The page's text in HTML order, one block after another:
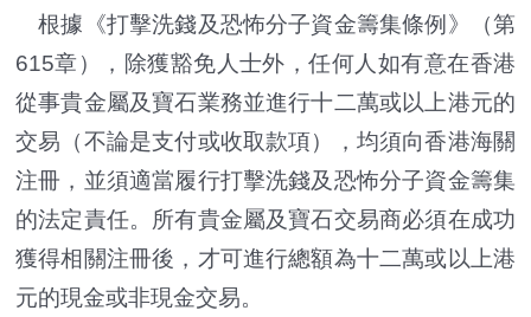
根據《打擊洗錢及恐怖分子資金籌集條例》（第
615章），除獲豁免人士外，任何人如有意在香港
從事貴金屬及寶石業務並進行十二萬或以上港元的
交易（不論是支付或收取款項），均須向香港海關
注冊，並須適當履行打擊洗錢及恐怖分子資金籌集
的法定責任。所有貴金屬及寶石交易商必須在成功
獲得相關注冊後，才可進行總額為十二萬或以上港
元的現金或非現金交易。